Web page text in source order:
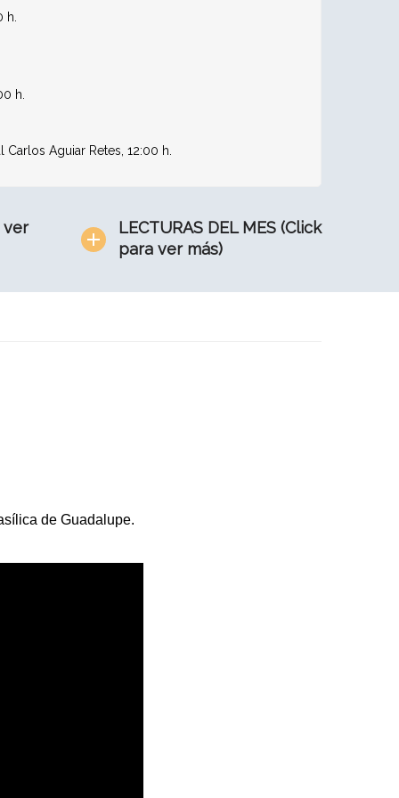
h.
h.
Aguiar Retes, 12:00 h.
ver
LECTURAS DEL MES (Click
para ver más)
de Guadalupe.